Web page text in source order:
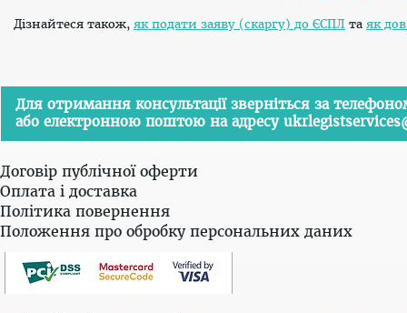
Дізнайтеся також, як подати заяву (скаргу) до ЄСПЛ та як
Для отримання консультації зверніться за
або електронною поштою на адресу
Договір публічної оферти
Оплата і доставка
Політика повернення
Положення про обробку персональних даних